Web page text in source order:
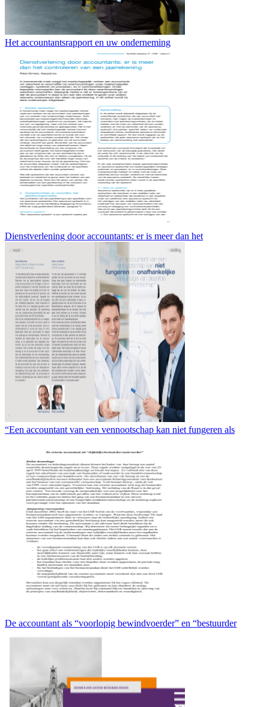
Het accountantsrapport en uw onderneming
Dienstverlening door accountants: er is meer dan het
“Een accountant van een vennootschap kan niet fungeren als
De accountant als “voorlopig bewindvoerder” en “bestuurder